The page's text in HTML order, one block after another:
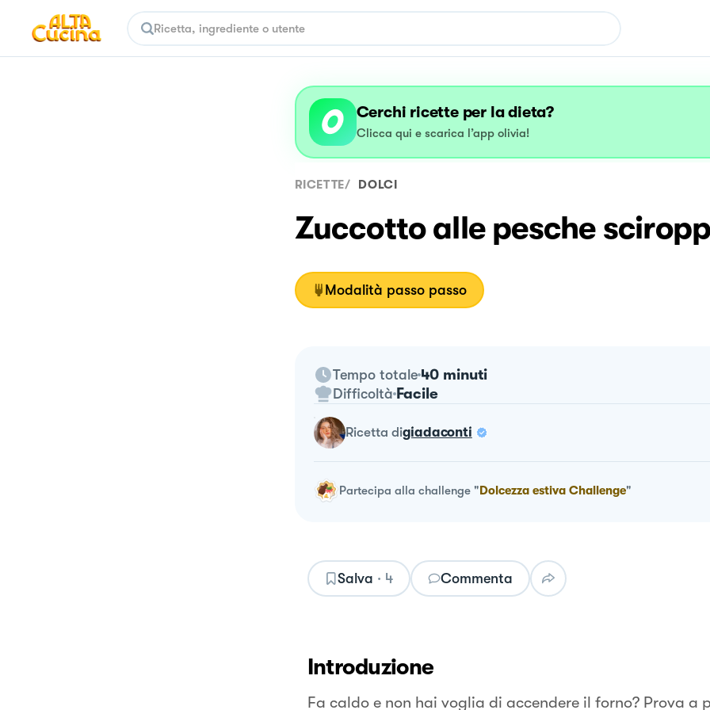
Cerchi ricette per la dieta?
Clicca qui e scarica l’app olivia!
RICETTE/ DOLCI
Zuccotto alle pesche
Modalità passo passo
Tempo totale 40 minuti
Difficoltà Facile
ricetta digiadaconti
Partecipa alla challenge"Dolcezza estiva Challenge"
Salva · 4 Commenta
Introduzione
Fa caldo e non hai voglia di accendere il forno? Prova a